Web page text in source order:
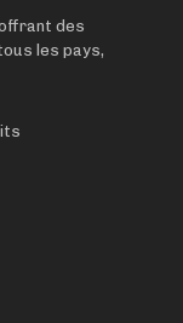
des
les pays,